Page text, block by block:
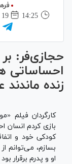
14:25
19 بهمن 1400
حجازی‌فر:
احساساتی
زنده
کارگردان فیلم
بازی کردم انسان
کودکی خود و
بسازم، می‌توانم
او و پدرم برقرار